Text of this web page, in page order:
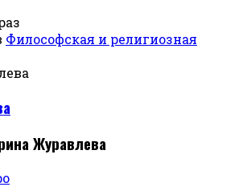
Философская и религиозная
Журавлева